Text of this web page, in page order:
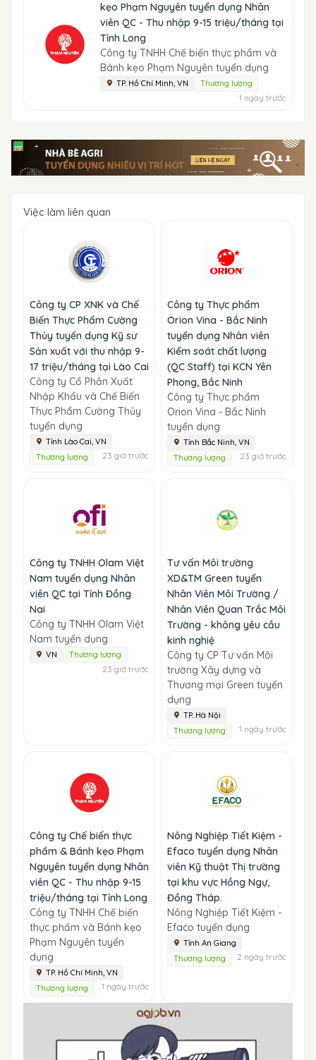
kẹo Phạm Nguyên tuyển dụng Nhân
viên QC - Thu nhập 9-15 triệu/tháng tại
Tỉnh Long
Công ty TNHH Chế biến thực phẩm và
Bánh kẹo Phạm Nguyên tuyển dụng
TP. Hồ Chí Minh, VN Thương lượng
1 ngày trước
Việc làm liên quan
Công ty CP XNK và Chế
Biến Thực Phẩm Cường
Thủy tuyển dụng Kỹ sư
Sản xuất với thu nhập 9-
17 triệu/tháng tại Lào Cai
Công ty Cổ Phần Xuất
Nhập Khẩu và Chế Biến
Thực Phẩm Cường Thủy
tuyển dụng
Tỉnh Lào Cai, VN
Thương lượng
23 giờ trước
Công ty Thực phẩm
Orion Vina - Bắc Ninh
tuyển dụng Nhân viên
Kiểm soát chất lượng
(QC Staff) tại KCN Yên
Phong, Bắc Ninh
Công ty Thực phẩm
Orion Vina - Bắc Ninh
tuyển dụng
Tỉnh Bắc Ninh, VN
Thương lượng
23 giờ trước
Công ty TNHH Olam Việt
Nam tuyển dụng Nhân
viên QC tại Tỉnh Đồng
Nai
Công ty TNHH Olam Việt
Nam tuyển dụng
VN Thương lượng
23 giờ trước
Tư vấn Môi trường
XD&TM Green tuyển
Nhân Viên Môi Trường /
Nhân Viên Quan Trắc Môi
Trường - không yêu cầu
kinh nghiệ
Công ty CP Tư vấn Môi
trường Xây dựng và
Thương mại Green tuyển
dụng
TP. Hà Nội
Thương lượng
1 ngày trước
Công ty Chế biến thực
phẩm & Bánh kẹo Phạm
Nguyên tuyển dụng Nhân
viên QC - Thu nhập 9-15
triệu/tháng tại Tỉnh Long
Công ty TNHH Chế biến
thực phẩm và Bánh kẹo
Phạm Nguyên tuyển
dụng
TP. Hồ Chí Minh, VN
Thương lượng
1 ngày trước
Nông Nghiệp Tiết Kiệm -
Efaco tuyển dụng Nhân
viên Kỹ thuật Thị trường
tại khu vực Hồng Ngự,
Đồng Tháp.
Nông Nghiệp Tiết Kiệm -
Efaco tuyển dụng
Tỉnh An Giang
Thương lượng
2 ngày trước